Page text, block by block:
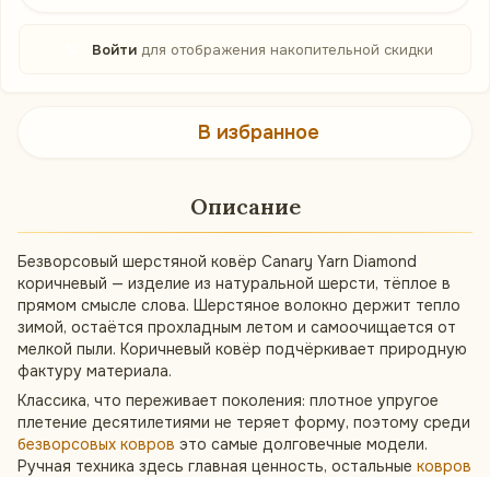
Войти для отображения накопительной скидки
В избранное
Описание
Безворсовый шерстяной ковёр Canary Yarn Diamond
коричневый — изделие из натуральной шерсти, тёплое в
прямом смысле слова. Шерстяное волокно держит тепло
зимой, остаётся прохладным летом и самоочищается от
мелкой пыли. Коричневый ковёр подчёркивает природную
фактуру материала.
Классика, что переживает поколения: плотное упругое
плетение десятилетиями не теряет форму, поэтому среди
безворсовых ковров это самые долговечные модели.
Ручная техника здесь главная ценность, остальные ковров